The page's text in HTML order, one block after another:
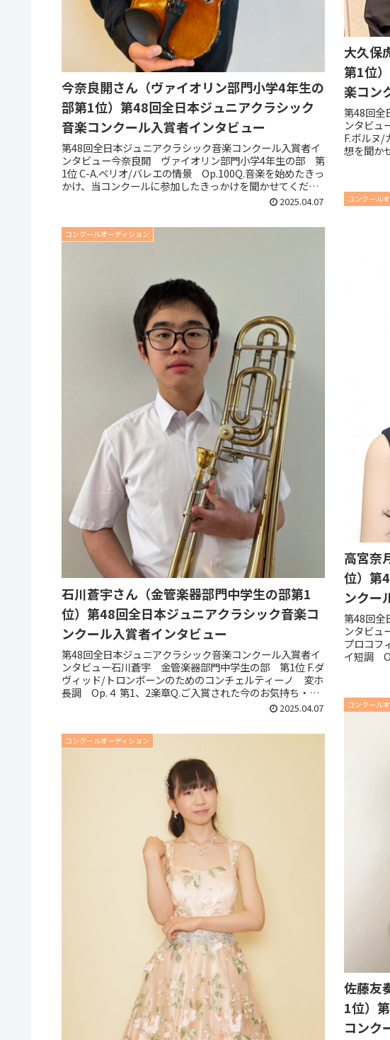
今奈良開さん（ヴァイオリン部門小学4年生の
部第1位）第48回全日本ジュニアクラシック
音楽コンクール入賞者インタビュー
第48回全日本ジュニアクラシック音楽コンクール入賞者イ
ンタビュー今奈良開 ヴァイオリン部門小学4年生の部 第
1位 C-A.ベリオ/バレエの情景 Op.100Q.音楽を始めたきっ
かけ、当コンクールに参加したきっかけを聞かせてくださ
2025.04.07
大久保
第1位
楽コン
第48回全
ンタビ
F.ボルヌ/
想を聞か
コンクール
高宮奈
位）第
ンクー
第48回全
ンタビュ
プロコ
イ短調
コンクールオーディション
石川蒼宇さん（金管楽器部門中学生の部第1
位）第48回全日本ジュニアクラシック音楽コ
ンクール入賞者インタビュー
第48回全日本ジュニアクラシック音楽コンクール入賞者イ
ンタビュー石川蒼宇 金管楽器部門中学生の部 第1位 F.ダ
ヴィッド/トロンボーンのためのコンチェルティーノ 変ホ
長調 Op.４ 第1、2楽章Q.ご入賞された今のお気持ち・感
2025.04.07 コンクール
佐藤友
1位）
コンク
コンクールオーディション